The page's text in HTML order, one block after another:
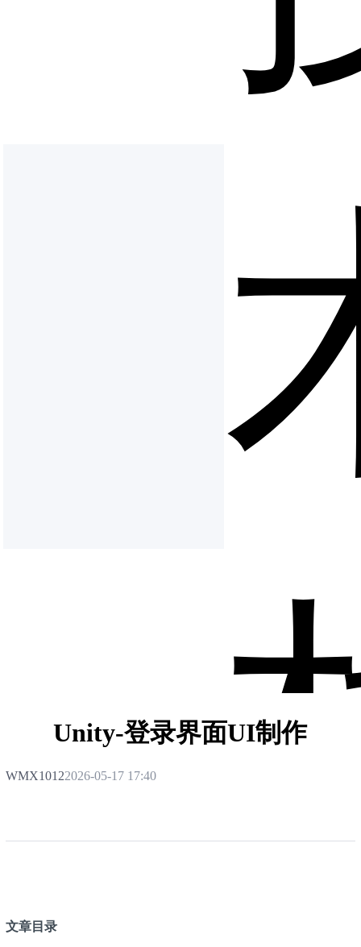
Unity-登录界面UI制作
WMX10122026-05-17 17:40
文章目录